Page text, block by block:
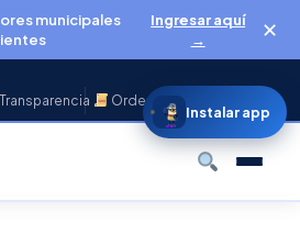
municipales
Ingresar aquí
→
✕
Transparencia Ordenanzas
Instalar app